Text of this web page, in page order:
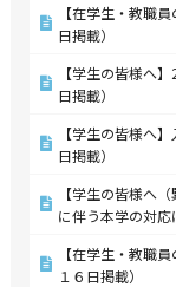
【在学生・教職
日掲載）
【学生の皆様へ
日掲載）
【学生の皆様へ
日掲載）
【学生の皆様へ
に伴う本学の対応
【在学生・教職
１６日掲載）